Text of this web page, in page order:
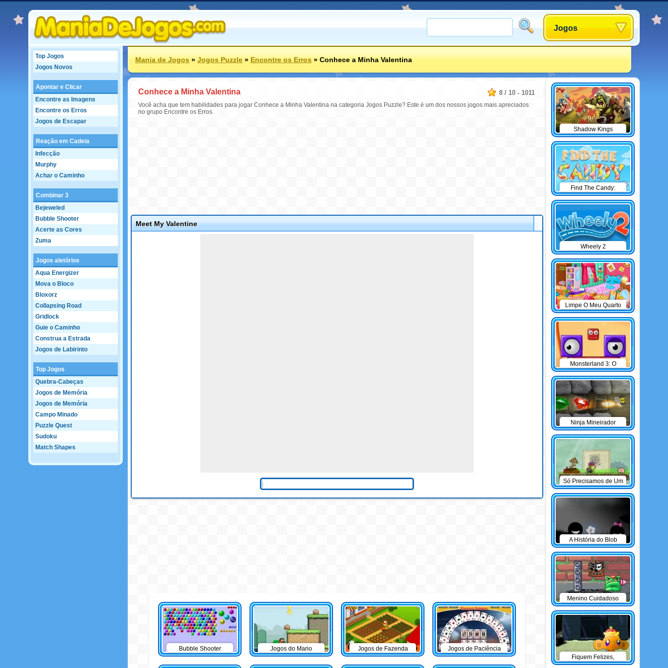
Jogos
Top Jogos
Jogos Novos
Apontar e Clicar
Encontre as Imagens
Encontre os Erros
Jogos de Escapar
Reação em Cadeia
Infecção
Murphy
Achar o Caminho
Combinar 3
Bejeweled
Bubble Shooter
Acerte as Cores
Zuma
Jogos aletórios
Aqua Energizer
Mova o Bloco
Bloxorz
Collapsing Road
Gridlock
Guie o Caminho
Construa a Estrada
Jogos de Labirinto
Top Jogos
Quebra-Cabeças
Jogos de Memória
Jogos de Memória
Campo Minado
Puzzle Quest
Sudoku
Match Shapes
Mania de Jogos»Jogos Puzzle»Encontre os Erros»Conhece a Minha Valentina
8 / 10 - 1011
Conhece a Minha Valentina
Você acha que tem habilidades para jogar Conhece a Minha Valentina na categoria Jogos Puzzle? Este é um dos nossos jogos mais apreciados
no grupo Encontre os Erros.
Meet My Valentine
Bubble Shooter Jogos do Mario Jogos de Fazenda Jogos de Paciência
Shadow Kings
Find The Candy:
Winter
Wheely 2
Limpe O Meu Quarto
Monsterland 3: O
Retorno do Junior
Ninja Mineirador
Só Precisamos de Um
Pacote Com Cérebro
A História do Blob
Menino Cuidadoso
Fiquem Felizes,
Macaquinhos: O